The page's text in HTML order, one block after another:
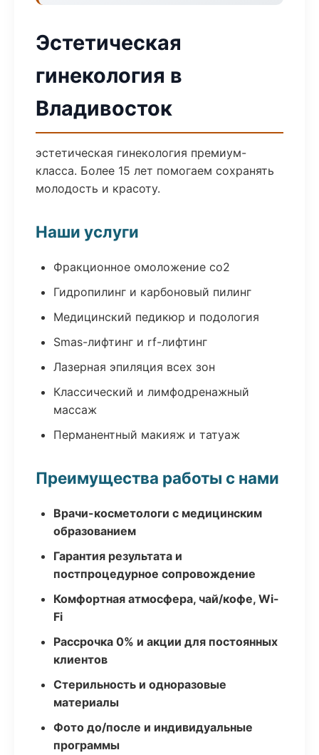
Эстетическая
гинекология в
Владивосток
эстетическая гинекология премиум-
класса. Более 15 лет помогаем сохранять
молодость и красоту.
Наши услуги
Фракционное омоложение co2
Гидропилинг и карбоновый пилинг
Медицинский педикюр и подология
Smas-лифтинг и rf-лифтинг
Лазерная эпиляция всех зон
Классический и лимфодренажный
массаж
Перманентный макияж и татуаж
Преимущества работы с нами
Врачи-косметологи с медицинским
образованием
Гарантия результата и
постпроцедурное сопровождение
Комфортная атмосфера, чай/кофе, Wi-
Fi
Рассрочка 0% и акции для постоянных
клиентов
Стерильность и одноразовые
материалы
Фото до/после и индивидуальные
программы